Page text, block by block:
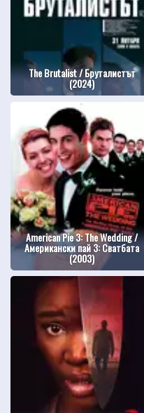
The Brutalist / Бруталистът
(2024)
American Pie 3: The Wedding /
Американски пай 3: Сватбата
(2003)